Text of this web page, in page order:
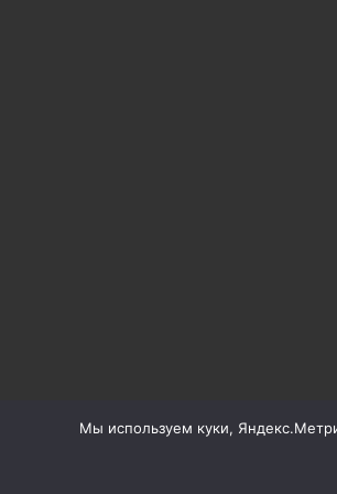
Мы используем куки,